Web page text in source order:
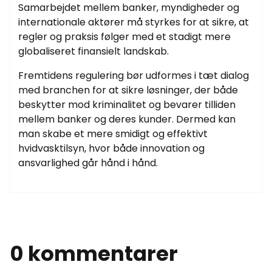
Samarbejdet mellem banker, myndigheder og
internationale aktører må styrkes for at sikre, at
regler og praksis følger med et stadigt mere
globaliseret finansielt landskab.
Fremtidens regulering bør udformes i tæt dialog
med branchen for at sikre løsninger, der både
beskytter mod kriminalitet og bevarer tilliden
mellem banker og deres kunder. Dermed kan
man skabe et mere smidigt og effektivt
hvidvasktilsyn, hvor både innovation og
ansvarlighed går hånd i hånd.
0 kommentarer